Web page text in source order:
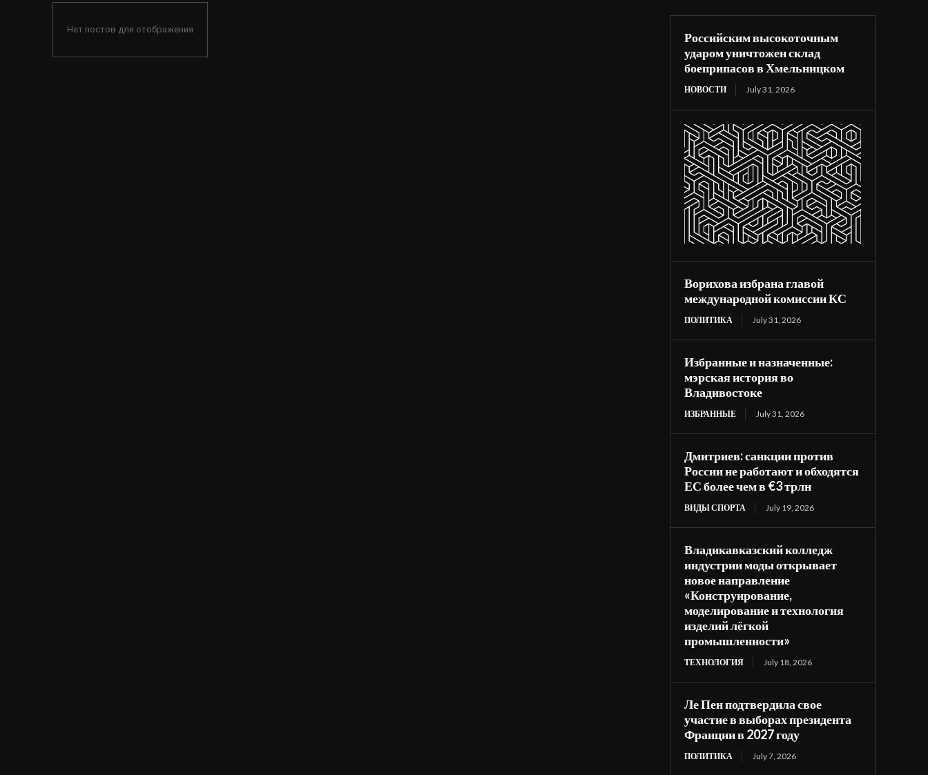
Нет постов для отображения
Российским высокоточным
ударом уничтожен склад
боеприпасов в Хмельницком
НОВОСТИ July 31, 2026
Ворихова избрана главой
международной комиссии КС
ПОЛИТИКА July 31, 2026
Избранные и назначенные:
мэрская история во
Владивостоке
ИЗБРАННЫЕ July 31, 2026
Дмитриев: санкции против
России не работают и обходятся
ЕС более чем в €3 трлн
ВИДЫ СПОРТА July 19, 2026
Владикавказский колледж
индустрии моды открывает
новое направление
«Конструирование,
моделирование и технология
изделий лёгкой
промышленности»
ТЕХНОЛОГИЯ July 18, 2026
Ле Пен подтвердила свое
участие в выборах президента
Франции в 2027 году
ПОЛИТИКА July 7, 2026